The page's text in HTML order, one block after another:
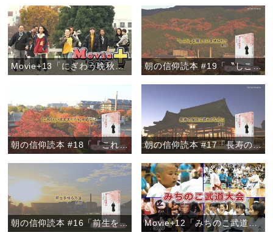
Movie+13「にぎわう晩秋のおやさと」 朝の信仰読本 #19「〝しこり〟を残していませんか？」
朝の信仰読本 #18「『これくらい大丈夫だろう』が危ない」 朝の信仰読本 #17「長寿の秘訣は教えのなかに」
朝の信仰読本 #16「前生を悟る方法」 Movie+12「みちのこ武道大会2019」